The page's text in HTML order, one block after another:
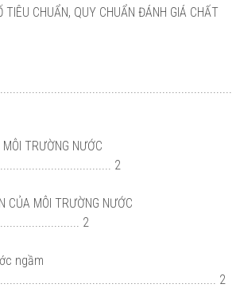
TIÊU CHUẨN, QUY CHUẨN ĐÁNH GIÁ CHẤT
TRƯỜNG NƯỚC
2
CỦA MÔI TRƯỜNG NƯỚC
2
ngầm
2